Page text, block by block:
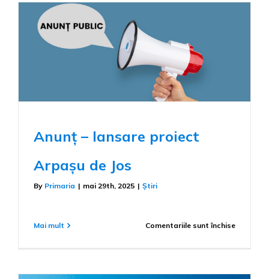
Anunț – lansare proiect
Arpașu de Jos
By Primaria | mai 29th, 2025 | Știri
Mai mult Comentariile sunt închisepentru